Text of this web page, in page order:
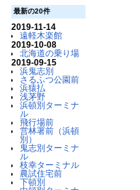
最新の20件
2019-11-14
遠軽木楽館
2019-10-08
北海道の乗り場
2019-09-15
浜鬼志別
さるふつ公園前
浜猿払
浅茅野
浜頓別ターミナ
ル
飛行場前
営林署前（浜頓
別）
鬼志別ターミナ
ル
枝幸ターミナル
農試住宅前
下頓別